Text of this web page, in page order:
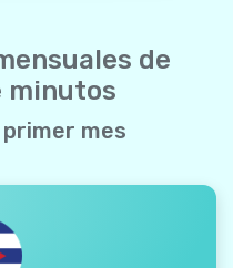
de
minutos
mes